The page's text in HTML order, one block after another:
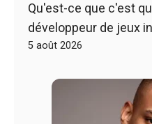
Qu'est-ce que c'est
développeur de jeux
5 août 2026